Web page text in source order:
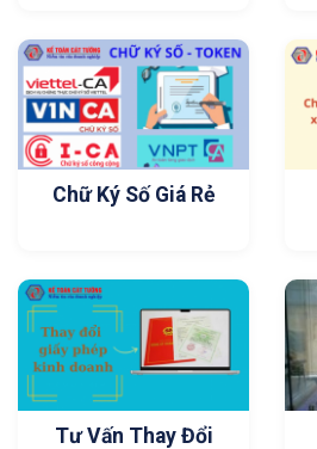
Chữ Ký Số Giá Rẻ
Tư Vấn Thay Đổi